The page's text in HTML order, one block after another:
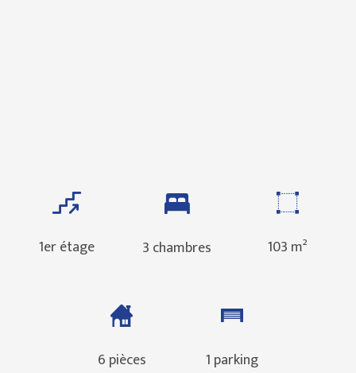
1er étage 3 chambres 103 m²
6 pièces 1 parking